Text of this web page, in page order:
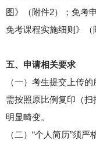
图》（附件2）；免考
免考课程实施细则》（
五、申请相关要求
（一）考生提交上传
需按照原比例复印（
明显畸变。
（二）“个人简历”须